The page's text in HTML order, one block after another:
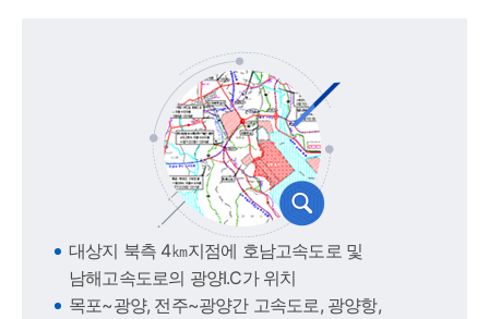
대상지 북측 4㎞지점에 호남고속도로 및
남해고속도로의 광양I․C가 위치
목포~광양, 전주~광양간 고속도로, 광양항,